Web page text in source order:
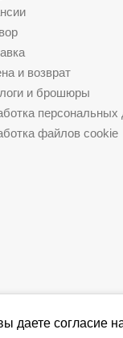
и возврат
и брошюры
персональных
файлов cookie
даете согласие